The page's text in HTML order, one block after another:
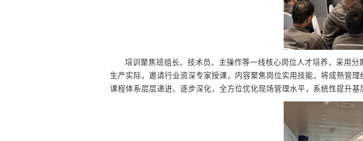
培训聚焦班组长、技术员、主操作等一线核心岗位人才培养，采用
生产实际，邀请行业资深专家授课，内容聚焦岗位实用技能，将成熟管
课程体系层层递进、逐步深化，全方位优化现场管理水平，系统性提升基